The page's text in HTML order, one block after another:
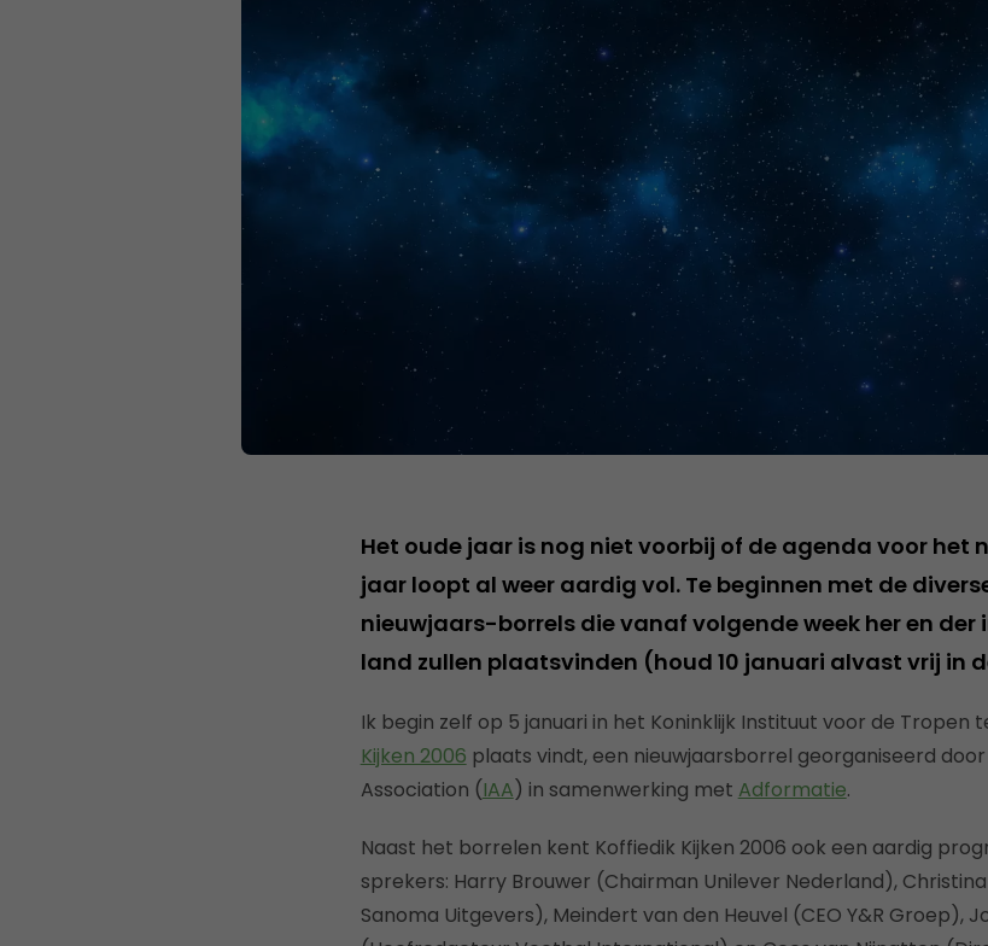
Het oude jaar is nog niet voorbij of de agenda voor het
jaar loopt al weer aardig vol. Te beginnen met de
nieuwjaars-borrels die vanaf volgende week her en der
land zullen plaatsvinden (houd 10 januari alvast vrij in
Ik begin zelf op 5 januari in het Koninklijk Instituut voor de Tropen
Kijken 2006 plaats vindt, een nieuwjaarsborrel georganiseerd
Association (IAA) in samenwerking met Adformatie.
Naast het borrelen kent Koffiedik Kijken 2006 ook een aardig
sprekers: Harry Brouwer (Chairman Unilever Nederland),
Sanoma Uitgevers), Meindert van den Heuvel (CEO Y&R Groep),